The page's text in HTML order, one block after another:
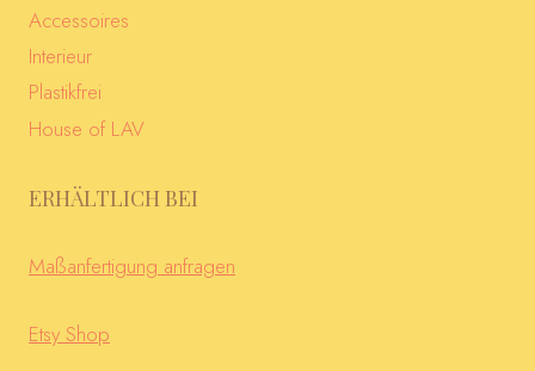
Accessoires
Interieur
Plastikfrei
House of LAV
ERHÄLTLICH BEI
Maßanfertigung anfragen
Etsy Shop